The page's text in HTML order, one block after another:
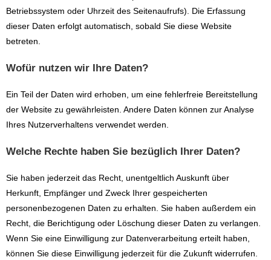
Betriebssystem oder Uhrzeit des Seitenaufrufs). Die Erfassung
dieser Daten erfolgt automatisch, sobald Sie diese Website
betreten.
Wofür nutzen wir Ihre Daten?
Ein Teil der Daten wird erhoben, um eine fehlerfreie Bereitstellung
der Website zu gewährleisten. Andere Daten können zur Analyse
Ihres Nutzerverhaltens verwendet werden.
Welche Rechte haben Sie bezüglich Ihrer Daten?
Sie haben jederzeit das Recht, unentgeltlich Auskunft über
Herkunft, Empfänger und Zweck Ihrer gespeicherten
personenbezogenen Daten zu erhalten. Sie haben außerdem ein
Recht, die Berichtigung oder Löschung dieser Daten zu verlangen.
Wenn Sie eine Einwilligung zur Datenverarbeitung erteilt haben,
können Sie diese Einwilligung jederzeit für die Zukunft widerrufen.